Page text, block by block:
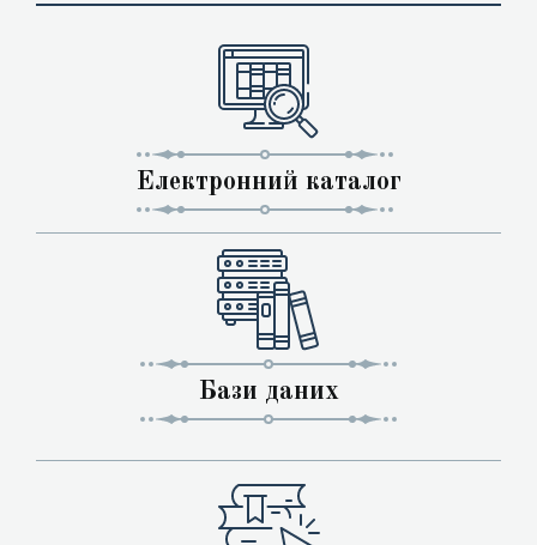
Електронний каталог
Бази даних